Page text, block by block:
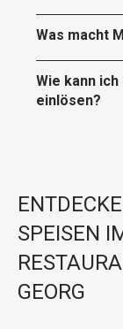
Was macht
Wie kann
einlösen?
SPEISEN
GEORG